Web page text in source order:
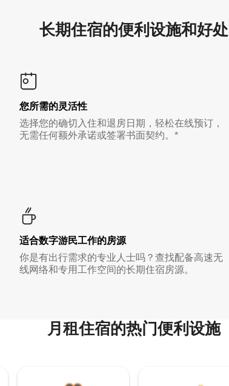
长期住宿的便利设施和好处
您所需的灵活性
选择您的确切入住和退房日期，轻松在线预订，
无需任何额外承诺或签署书面契约。*
适合数字游民工作的房源
你是有出行需求的专业人士吗？查找配备高速无
线网络和专用工作空间的长期住宿房源。
月租住宿的热门便利设施